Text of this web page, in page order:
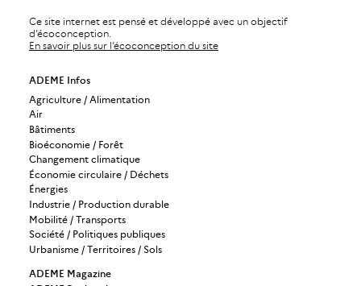
Ce site internet est pensé et développé avec un objectif
d’écoconception.
En savoir plus sur l’écoconception du site
ADEME Infos
Agriculture / Alimentation
Air
Bâtiments
Bioéconomie / Forêt
Changement climatique
Économie circulaire / Déchets
Énergies
Industrie / Production durable
Mobilité / Transports
Société / Politiques publiques
Urbanisme / Territoires / Sols
ADEME Magazine